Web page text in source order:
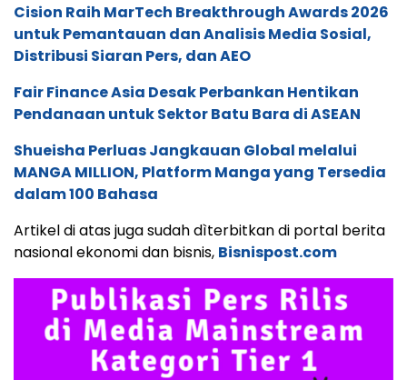
Cision Raih MarTech Breakthrough Awards 2026
untuk Pemantauan dan Analisis Media Sosial,
Distribusi Siaran Pers, dan AEO
Fair Finance Asia Desak Perbankan Hentikan
Pendanaan untuk Sektor Batu Bara di ASEAN
Shueisha Perluas Jangkauan Global melalui
MANGA MILLION, Platform Manga yang Tersedia
dalam 100 Bahasa
Artikel di atas juga sudah dìterbitkan di portal berita
nasional ekonomi dan bisnis, Bisnispost.com